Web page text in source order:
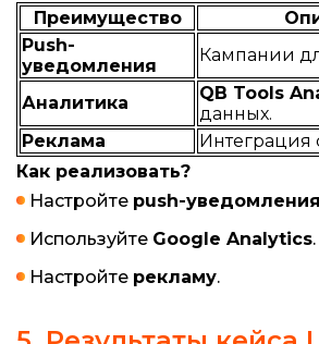
Преимущество
Push-
уведомления
Кампании
Аналитика QB Tools
данных.
Реклама
Интеграция
Как реализовать?
Настройте push-уведомления
Используйте Google Analytics.
Настройте рекламу.